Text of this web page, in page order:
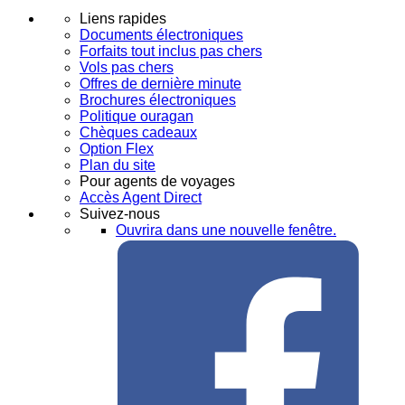
Liens rapides
Documents électroniques
Forfaits tout inclus pas chers
Vols pas chers
Offres de dernière minute
Brochures électroniques
Politique ouragan
Chèques cadeaux
Option Flex
Plan du site
Pour agents de voyages
Accès Agent Direct
Suivez-nous
Ouvrira dans une nouvelle fenêtre.